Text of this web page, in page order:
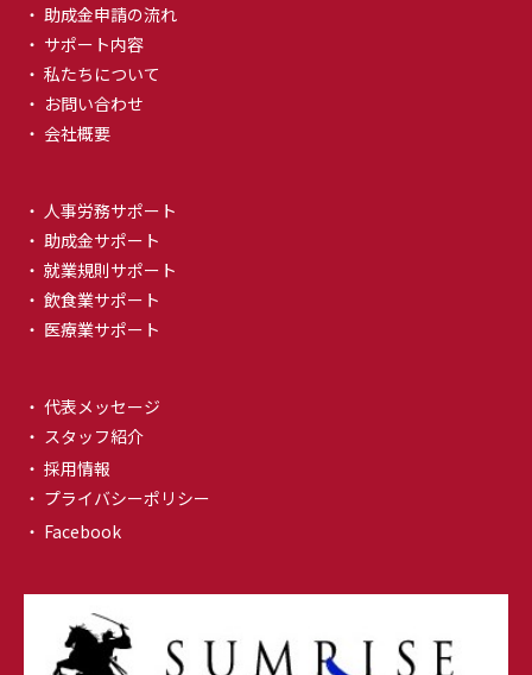
・ 助成金申請の流れ
・ サポート内容
・ 私たちについて
・ お問い合わせ
・ 会社概要
・ 人事労務サポート
・ 助成金サポート
・ 就業規則サポート
・ 飲食業サポート
・ 医療業サポート
・ 代表メッセージ
・ スタッフ紹介
・ 採用情報
・ プライバシーポリシー
・ Facebook